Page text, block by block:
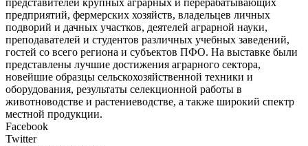
представителей крупных аграрных и перерабатывающих
предприятий, фермерских хозяйств, владельцев личных
подворий и дачных участков, деятелей аграрной науки,
преподавателей и студентов различных учебных заведений,
гостей со всего региона и субъектов ПФО. На выставке были
представлены лучшие достижения аграрного сектора,
новейшие образцы сельскохозяйственной техники и
оборудования, результаты селекционной работы в
животноводстве и растениеводстве, а также широкий спектр
местной продукции.
Facebook
Twitter